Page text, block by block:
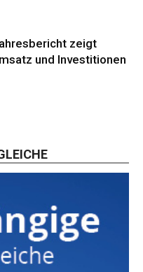
zeigt
und Investitionen